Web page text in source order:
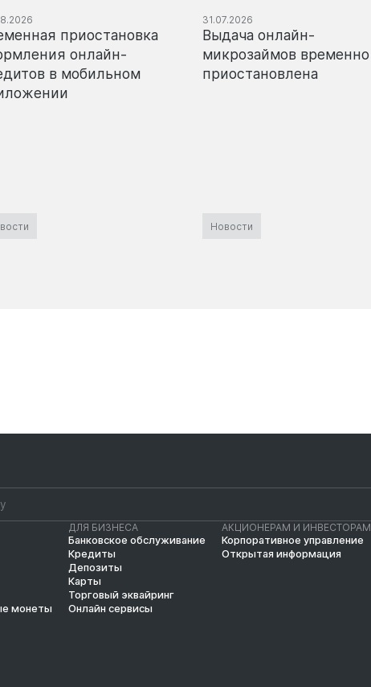
приостановка
онлайн-
в мобильном
31.07.2026
Выдача онлайн-
микрозаймов временно
приостановлена
Новости
монеты
ДЛЯ БИЗНЕСА
Банковское обслуживание
Кредиты
Депозиты
Карты
Торговый эквайринг
Онлайн сервисы
АКЦИОНЕРАМ И ИНВЕСТОРАМ
Корпоративное управление
Открытая информация